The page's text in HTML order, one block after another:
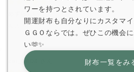
めずらしい
友人へのプレゼント用に。他と被らないデ
car_0404
ワーを持つとされています。
開運財布も自分なりにカスタマ
ＧＧＯならでは。ぜひこの機会
い🫶✨
財布一覧をみ